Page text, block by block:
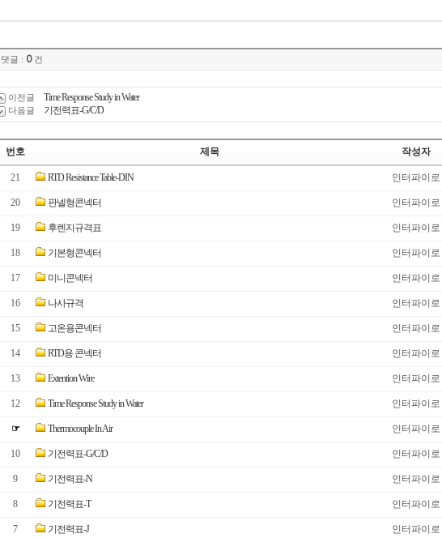
댓글 : 0건
이전글 Time Response Study in Water
다음글 기전력표-G/C/D
번호 제목 작성자
21 RTD Resistance Table-DIN 인터파이로
20 판넬형콘넥터 인터파이로
19 후렌지규격표 인터파이로
18 기본형콘넥터 인터파이로
17 미니콘넥터 인터파이로
16 나사규격 인터파이로
15 고온용콘넥터 인터파이로
14 RTD용 콘넥터 인터파이로
13 Extention Wire 인터파이로
12 Time Response Study in Water 인터파이로
☞ Thermocouple In Air 인터파이로
10 기전력표-G/C/D 인터파이로
9 기전력표-N 인터파이로
8 기전력표-T 인터파이로
7 기전력표-J 인터파이로